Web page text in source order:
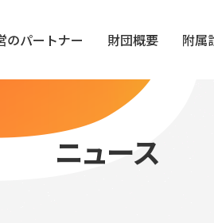
のパートナー 財団概要 附属
ニュース